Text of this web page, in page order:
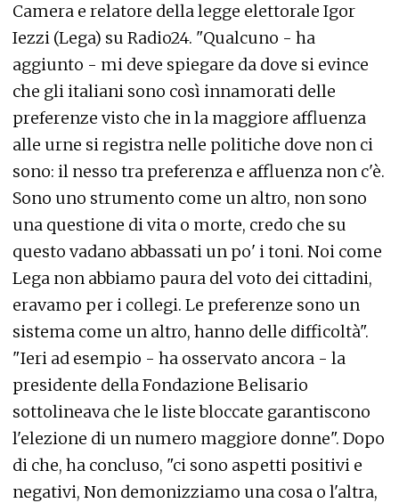
Camera e relatore della legge elettorale Igor
Iezzi (Lega) su Radio24. "Qualcuno - ha
aggiunto - mi deve spiegare da dove si evince
che gli italiani sono così innamorati delle
preferenze visto che in la maggiore affluenza
alle urne si registra nelle politiche dove non ci
sono: il nesso tra preferenza e affluenza non c'è.
Sono uno strumento come un altro, non sono
una questione di vita o morte, credo che su
questo vadano abbassati un po' i toni. Noi come
Lega non abbiamo paura del voto dei cittadini,
eravamo per i collegi. Le preferenze sono un
sistema come un altro, hanno delle difficoltà".
"Ieri ad esempio - ha osservato ancora - la
presidente della Fondazione Belisario
sottolineava che le liste bloccate garantiscono
l'elezione di un numero maggiore donne". Dopo
di che, ha concluso, "ci sono aspetti positivi e
negativi, Non demonizziamo una cosa o l'altra,